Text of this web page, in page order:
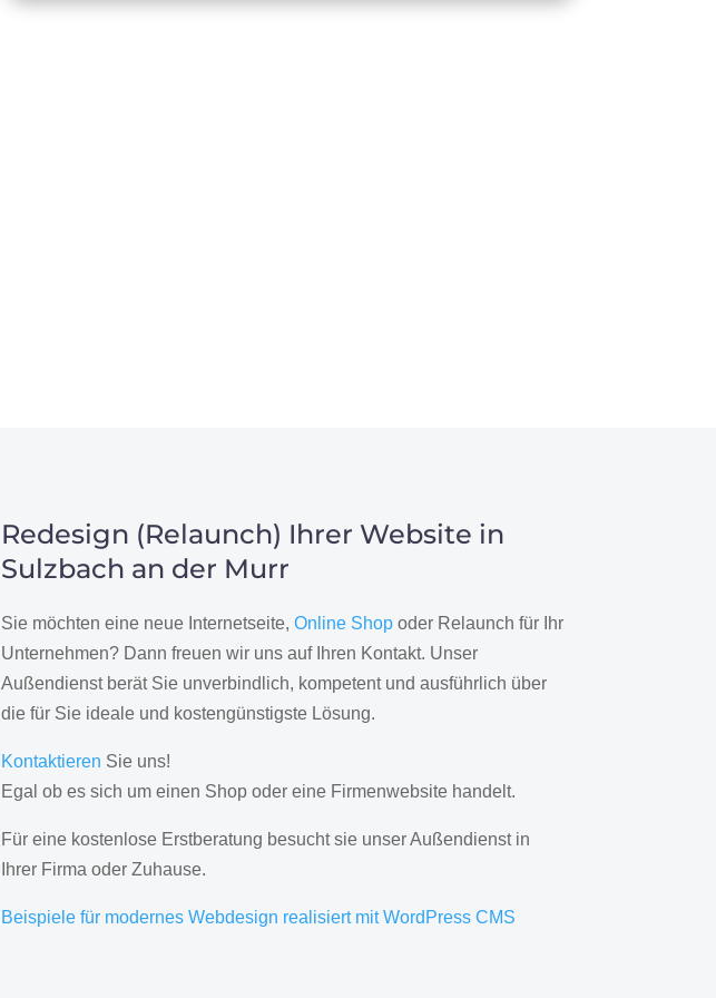
Redesign (Relaunch) Ihrer Website in
Sulzbach an der Murr
Sie möchten eine neue Internetseite, Online Shopoder Relaunch für Ihr
Unternehmen? Dann freuen wir uns auf Ihren Kontakt. Unser
Außendienst berät Sie unverbindlich, kompetent und ausführlich über
die für Sie ideale und kostengünstigste Lösung.
Kontaktieren Sie uns!
Egal ob es sich um einen Shop oder eine Firmenwebsite handelt.
Für eine kostenlose Erstberatung besucht sie unser Außendienst in
Ihrer Firma oder Zuhause.
Beispiele für modernes Webdesign realisiert mit WordPress CMS